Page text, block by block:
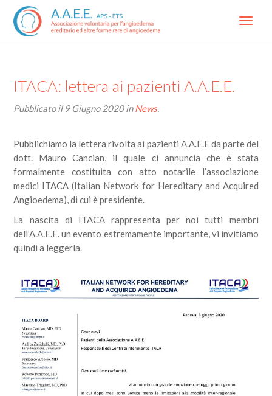
Menu
ITACA: lettera ai pazienti A.A.E.E.
Pubblicato il 9 Giugno 2020inNews.
Pubblichiamo la lettera rivolta ai pazienti A.A.E.E da parte del
dott. Mauro Cancian, il quale ci annuncia che è stata
formalmente costituita con atto notarile l’associazione
medici ITACA (Italian Network for Hereditary and Acquired
Angioedema), di cui è presidente.
La nascita di ITACA rappresenta per noi tutti membri
dell’A.A.E.E. un evento estremamente importante, vi invitiamo
quindi a leggerla.